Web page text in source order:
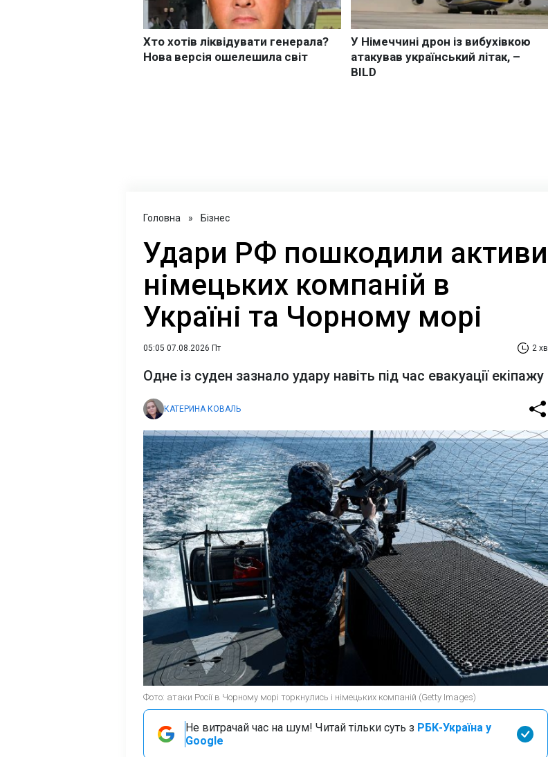
Головна » Бізнес
Удари РФ пошкодили активи
німецьких компаній в
Україні та Чорному морі
05:05 07.08.2026 Пт 2 хв
Одне із суден зазнало удару навіть під час евакуації екіпажу
КАТЕРИНА КОВАЛЬ
Фото: атаки Росії в Чорному морі торкнулись і німецьких компаній (Getty Images)
Не витрачай час на шум! Читай тільки суть з РБК-Україна у
Google